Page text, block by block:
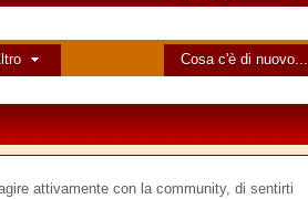
Cosa c'è di nuovo...
attivamente con la community, di sentirti